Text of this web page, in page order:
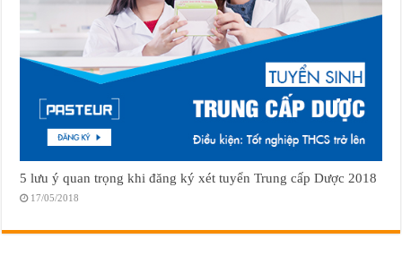
5 lưu ý quan trọng khi đăng ký xét tuyển Trung cấp Dược 2018
17/05/2018